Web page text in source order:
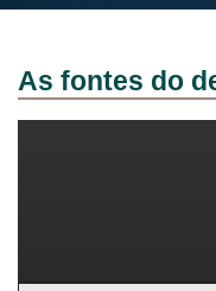
As fontes do